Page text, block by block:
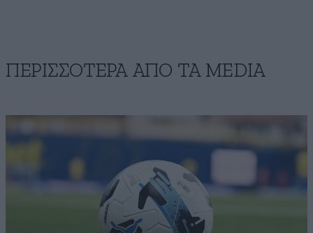
ΠΕΡΙΣΣΟΤΕΡΑ ΑΠΟ ΤA MEDIA